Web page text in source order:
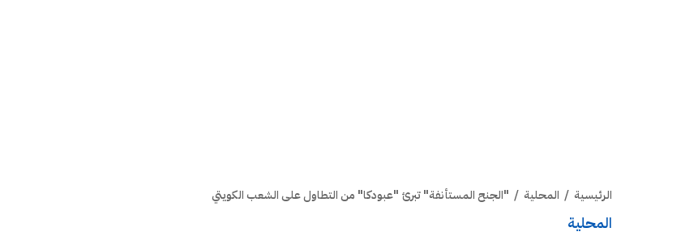
الرئيسية / المحلية / "الجنح المستأنفة" تبرئ "عبودكا" من التطاول على الشعب الكويتي
المحلية